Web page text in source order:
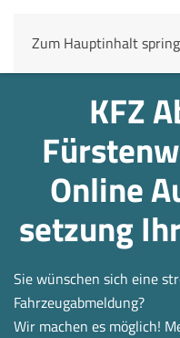
Zum Hauptinhalt
KFZ
Online
setzung
Sie wünschen sich eine
Fahrzeugabmeldung?
Wir machen es möglich!